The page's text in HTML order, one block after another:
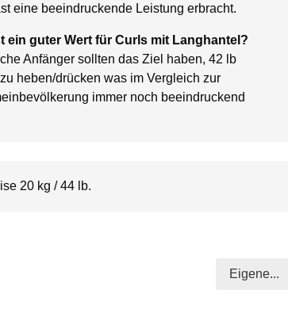
eine beeindruckende Leistung erbracht.
ein guter Wert für Curls mit Langhantel?
Anfänger sollten das Ziel haben, 42 lb
heben/drücken was im Vergleich zur
immer noch beeindruckend
20 kg / 44 lb.
Eigene...